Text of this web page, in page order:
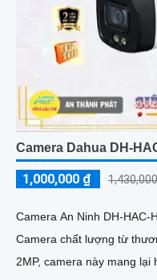
Camera Dahua DH-
1,000,000 ₫
Camera An Ninh DH-HAC-
Camera chất lượng từ thương hiệu
2MP, camera này mang lại